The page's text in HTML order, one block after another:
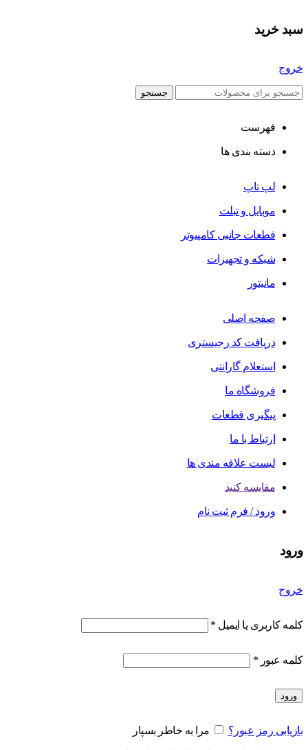
سبد خرید
خروج
جستجو
فهرست
دسته بندی ها
لپ تاپ
موبایل و تبلت
قطعات جانبی کامپیوتر
شبکه و تجهیزات
مانیتور
صفحه اصلی
دریافت کد رجیستری
استعلام گارانتی
فروشگاه ما
پیگیری قطعات
ارتباط با ما
لیست علاقه مندی ها
مقایسه کنید
ورود / فرم ثبت نام
ورود
خروج
کلمه کاربری یا ایمیل *
کلمه عبور *
ورود
بازیابی رمز عبور؟ مرا به خاطر بسپار